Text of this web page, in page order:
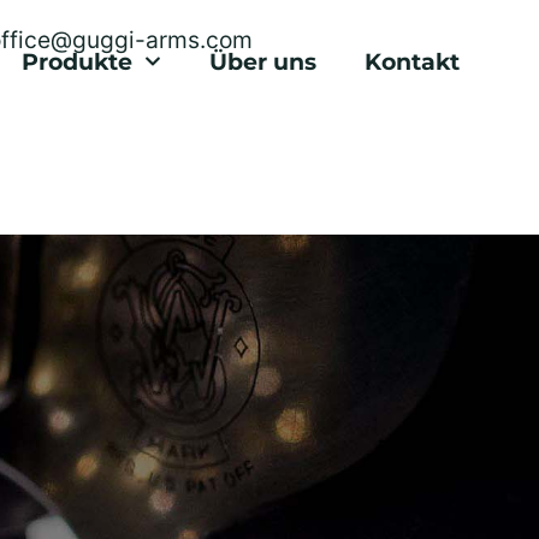
arms.com
Produkte Über uns Kontakt